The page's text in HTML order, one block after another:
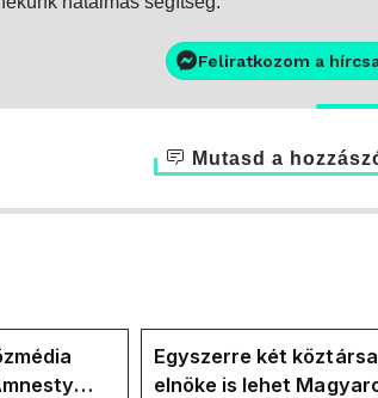
Feliratkozom a
Mutasd a
Egyszerre két
elnöke is lehet